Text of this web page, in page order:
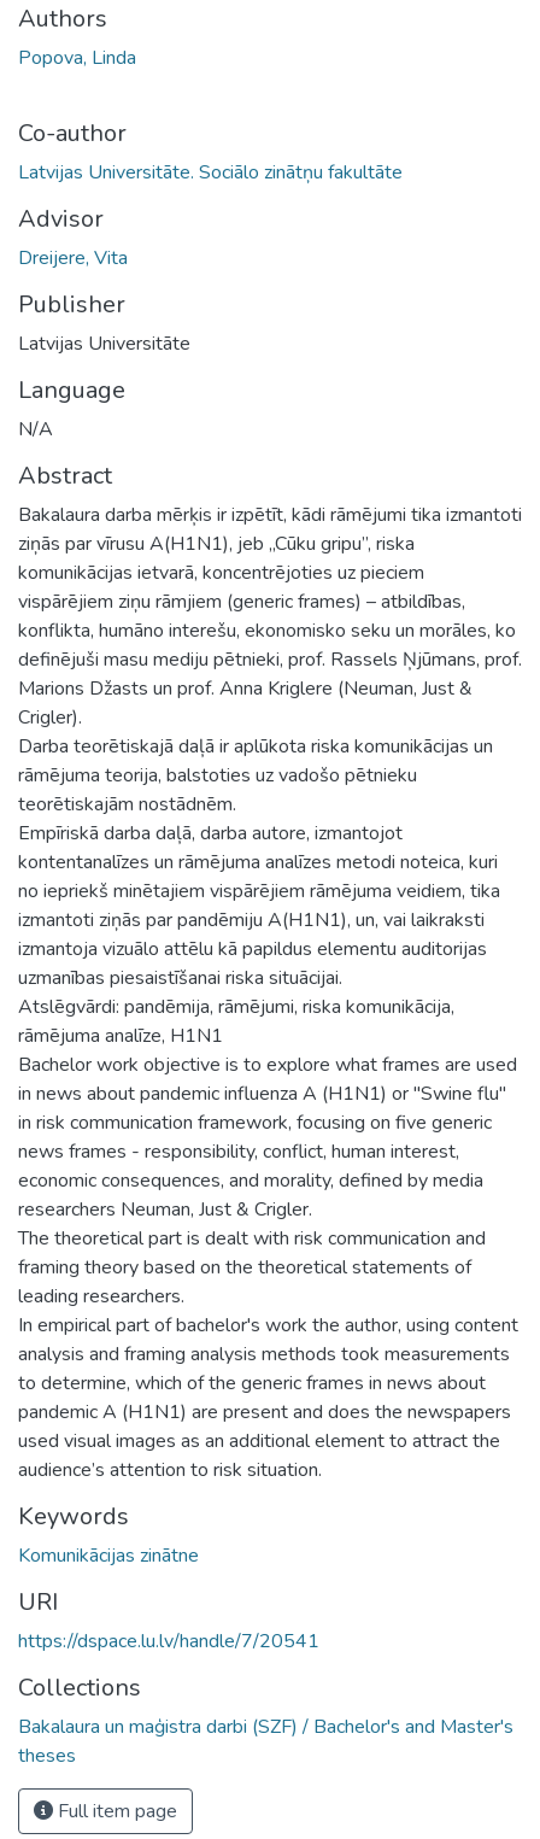
Authors
Popova, Linda
Co-author
Latvijas Universitāte. Sociālo zinātņu fakultāte
Advisor
Dreijere, Vita
Publisher
Latvijas Universitāte
Language
N/A
Abstract
Bakalaura darba mērķis ir izpētīt, kādi rāmējumi tika izmantoti
ziņās par vīrusu A(H1N1), jeb „Cūku gripu”, riska
komunikācijas ietvarā, koncentrējoties uz pieciem
vispārējiem ziņu rāmjiem (generic frames) – atbildības,
konflikta, humāno interešu, ekonomisko seku un morāles, ko
definējuši masu mediju pētnieki, prof. Rassels Ņjūmans, prof.
Marions Džasts un prof. Anna Kriglere (Neuman, Just &
Crigler).
Darba teorētiskajā daļā ir aplūkota riska komunikācijas un
rāmējuma teorija, balstoties uz vadošo pētnieku
teorētiskajām nostādnēm.
Empīriskā darba daļā, darba autore, izmantojot
kontentanalīzes un rāmējuma analīzes metodi noteica, kuri
no iepriekš minētajiem vispārējiem rāmējuma veidiem, tika
izmantoti ziņās par pandēmiju A(H1N1), un, vai laikraksti
izmantoja vizuālo attēlu kā papildus elementu auditorijas
uzmanības piesaistīšanai riska situācijai.
Atslēgvārdi: pandēmija, rāmējumi, riska komunikācija,
rāmējuma analīze, H1N1
Bachelor work objective is to explore what frames are used
in news about pandemic influenza A (H1N1) or "Swine flu"
in risk communication framework, focusing on five generic
news frames - responsibility, conflict, human interest,
economic consequences, and morality, defined by media
researchers Neuman, Just & Crigler.
The theoretical part is dealt with risk communication and
framing theory based on the theoretical statements of
leading researchers.
In empirical part of bachelor's work the author, using content
analysis and framing analysis methods took measurements
to determine, which of the generic frames in news about
pandemic A (H1N1) are present and does the newspapers
used visual images as an additional element to attract the
audience’s attention to risk situation.
Keywords
Komunikācijas zinātne
URI
https://dspace.lu.lv/handle/7/20541
Collections
Bakalaura un maģistra darbi (SZF) / Bachelor's and Master's
theses
Full item page